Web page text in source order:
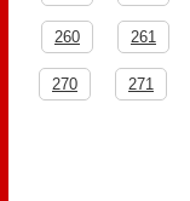
260 261
270 271